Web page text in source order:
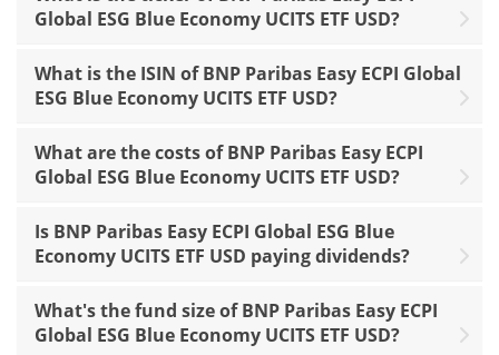
Global ESG Blue Economy UCITS ETF USD?
What is the ISIN of BNP Paribas Easy ECPI Global
ESG Blue Economy UCITS ETF USD?
What are the costs of BNP Paribas Easy ECPI
Global ESG Blue Economy UCITS ETF USD?
Is BNP Paribas Easy ECPI Global ESG Blue
Economy UCITS ETF USD paying dividends?
What's the fund size of BNP Paribas Easy ECPI
Global ESG Blue Economy UCITS ETF USD?